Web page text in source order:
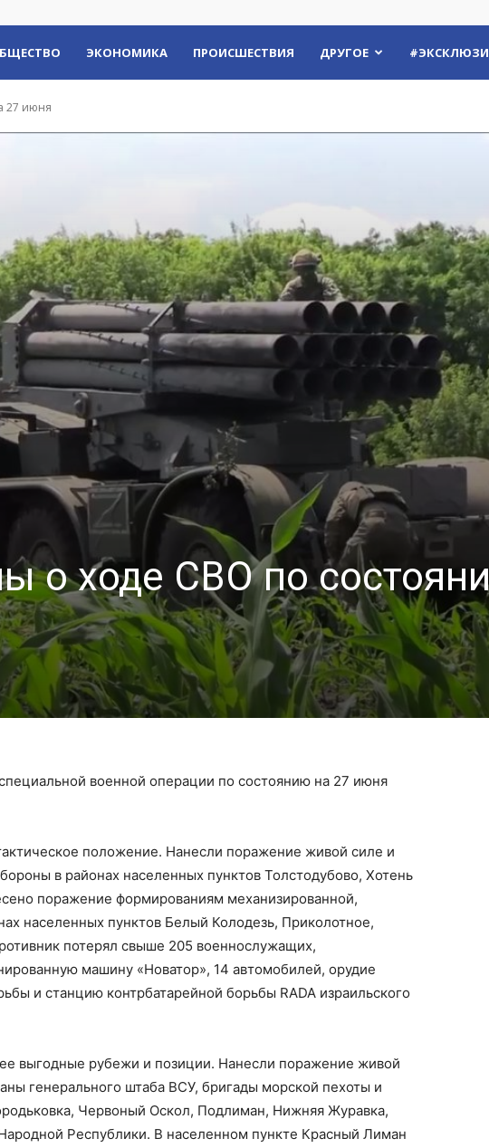
ЭКОНОМИКА ПРОИСШЕСТВИЯ ДРУГОЕ
27 июня
о ходе СВО по
военной операции по состоянию на 27 июня
положение. Нанесли поражение живой силе и
в районах населенных пунктов Толстодубово, Хотень
поражение формированиям механизированной,
населенных пунктов Белый Колодезь, Приколотное,
потерял свыше 205 военнослужащих,
машину «Новатор», 14 автомобилей, орудие
и станцию контрбатарейной борьбы RADA израильского
выгодные рубежи и позиции. Нанесли поражение живой
генерального штаба ВСУ, бригады морской пехоты и
Червоный Оскол, Подлиман, Нижняя Журавка,
Республики. В населенном пункте Красный Лиман